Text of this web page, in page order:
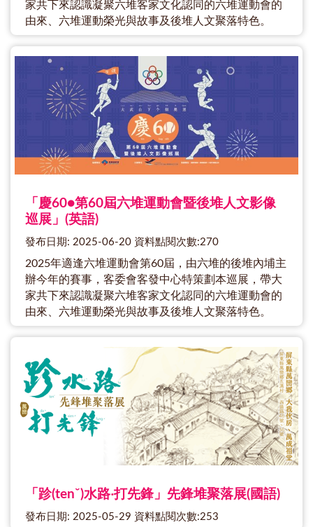
家共下來認識凝聚六堆客家文化認同的六堆運動會的
由來、六堆運動榮光與故事及後堆人文聚落特色。
「慶60●第60屆六堆運動會暨後堆人文影像
巡展」(英語)
發布日期: 2025-06-20 資料點閱次數:270
2025年適逢六堆運動會第60屆，由六堆的後堆內埔主
辦今年的賽事，客委會客發中心特策劃本巡展，帶大
家共下來認識凝聚六堆客家文化認同的六堆運動會的
由來、六堆運動榮光與故事及後堆人文聚落特色。
「跈(tenˇ)水路‧打先鋒」先鋒堆聚落展(國語)
發布日期: 2025-05-29 資料點閱次數:253